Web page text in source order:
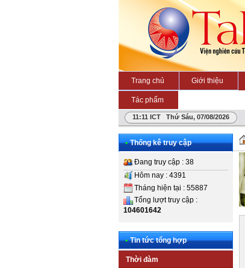
Trang chủ Giới thiệu
Tác phẩm
11:11 ICT Thứ Sáu, 07/08/2026
• Thống kê truy cập
Đang truy cập : 38
Hôm nay : 4391
Tháng hiện tại : 55887
Tổng lượt truy cập :
104601642
• Tin tức tổng hợp
Thời đàm